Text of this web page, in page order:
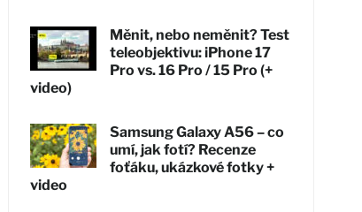
Měnit, nebo neměnit? Test
teleobjektivu: iPhone 17
Pro vs. 16 Pro / 15 Pro (+
video)
Samsung Galaxy A56 – co
umí, jak fotí? Recenze
foťáku, ukázkové fotky +
video